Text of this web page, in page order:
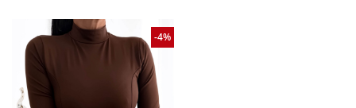
-4%